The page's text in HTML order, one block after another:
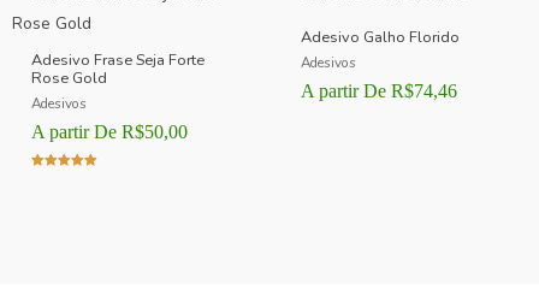
Adesivo Frase Seja Forte
Rose Gold
Adesivos
A partir De R$50,00
Adesivo Galho Florido
Adesivos
A partir De R$74,46